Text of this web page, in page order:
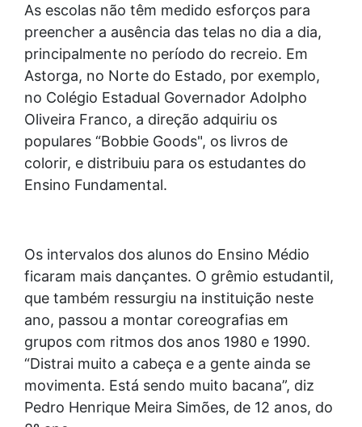
As escolas não têm medido esforços para
preencher a ausência das telas no dia a dia,
principalmente no período do recreio. Em
Astorga, no Norte do Estado, por exemplo,
no Colégio Estadual Governador Adolpho
Oliveira Franco, a direção adquiriu os
populares “Bobbie Goods", os livros de
colorir, e distribuiu para os estudantes do
Ensino Fundamental.
Os intervalos dos alunos do Ensino Médio
ficaram mais dançantes. O grêmio estudantil,
que também ressurgiu na instituição neste
ano, passou a montar coreografias em
grupos com ritmos dos anos 1980 e 1990.
“Distrai muito a cabeça e a gente ainda se
movimenta. Está sendo muito bacana”, diz
Pedro Henrique Meira Simões, de 12 anos, do